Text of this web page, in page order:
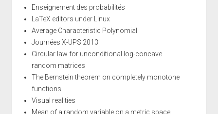
Enseignement des probabilités
LaTeX editors under Linux
Average Characteristic Polynomial
Journées X-UPS 2013
Circular law for unconditional log-concave
random matrices
The Bernstein theorem on completely monotone
functions
Visual realities
Mean of a random variable on a metric space